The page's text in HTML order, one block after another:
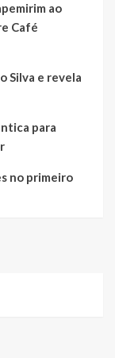
ao
Café
Silva e revela
para
no primeiro